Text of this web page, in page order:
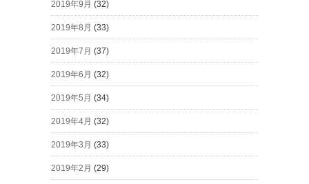
2019年9月 (32)
2019年8月 (33)
2019年7月 (37)
2019年6月 (32)
2019年5月 (34)
2019年4月 (32)
2019年3月 (33)
2019年2月 (29)